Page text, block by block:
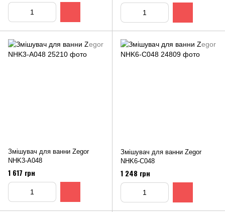
Змішувач для ванни Zegor
NHK3-А048
1 617 грн
Змішувач для ванни Zegor
NHK6-C048
1 248 грн